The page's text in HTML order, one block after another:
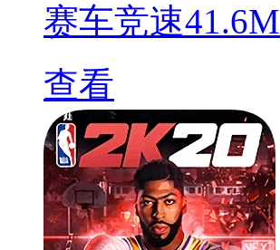
赛车竞速41.6M
查看